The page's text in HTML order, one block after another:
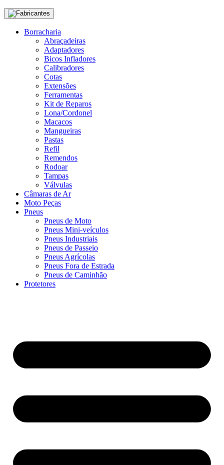
Fabricantes
Borracharia
Abraçadeiras
Adaptadores
Bicos Infladores
Calibradores
Cotas
Extensões
Ferramentas
Kit de Reparos
Lona/Cordonel
Macacos
Mangueiras
Pastas
Refil
Remendos
Rodoar
Tampas
Válvulas
Câmaras de Ar
Moto Peças
Pneus
Pneus de Moto
Pneus Mini-veículos
Pneus Industriais
Pneus de Passeio
Pneus Agrícolas
Pneus Fora de Estrada
Pneus de Caminhão
Protetores